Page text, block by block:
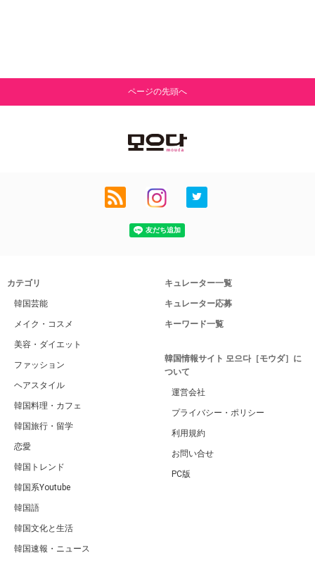
ページの先頭へ
カテゴリ
韓国芸能
メイク・コスメ
美容・ダイエット
ファッション
ヘアスタイル
韓国料理・カフェ
韓国旅行・留学
恋愛
韓国トレンド
韓国系Youtube
韓国語
韓国文化と生活
韓国速報・ニュース
キュレーター一覧
キュレーター応募
キーワード一覧
韓国情報サイト 모으다［モウダ］に
ついて
運営会社
プライバシー・ポリシー
利用規約
お問い合せ
PC版